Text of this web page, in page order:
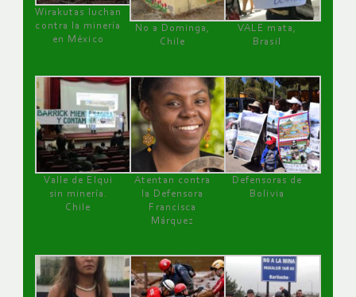
Wirakutas luchan
contra la minería
en México
No a Dominga,
Chile
VALE mata,
Brasil
Valle de Elqui
sin minería.
Chile
Atentan contra
la Defensora
Francisca
Márquez
Defensoras de
Bolivia